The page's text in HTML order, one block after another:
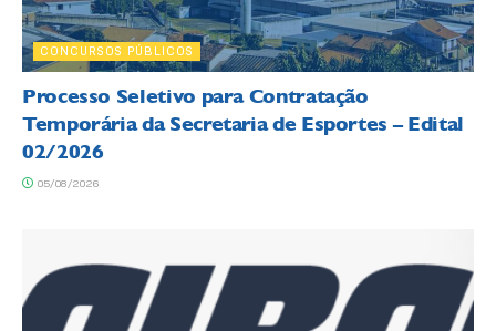
CONCURSOS PÚBLICOS
Processo Seletivo para Contratação
Temporária da Secretaria de Esportes – Edital
02/2026
05/08/2026